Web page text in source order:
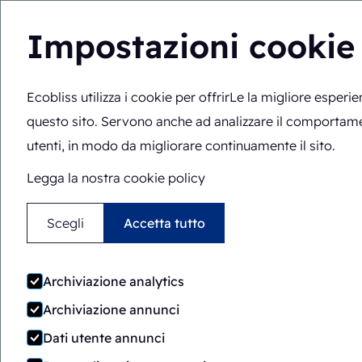
Impostazioni cookie
Ecobliss utilizza i cookie per offrirLe la migliore
questo sito. Servono anche ad analizzare il
utenti, in modo da migliorare continuamente il sito.
Legga la nostra cookie policy
Scegli Accetta tutto
Archiviazione analytics
Archiviazione annunci
Dati utente annunci
Soluzioni
IT
Lei si trova qui:
Soluzioni Macchine per imballaggio